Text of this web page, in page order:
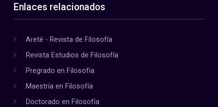
Enlaces relacionados
Areté - Revista de Filosofía
Revista Estudios de Filosofía
Pregrado en Filosofía
Maestría en Filosofía
Doctorado en Filosofía